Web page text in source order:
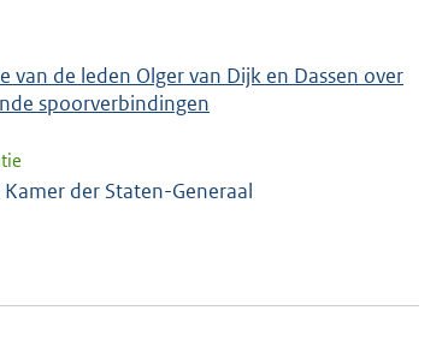
de leden Olger van Dijk en Dassen over
spoorverbindingen
Kamer der Staten-Generaal